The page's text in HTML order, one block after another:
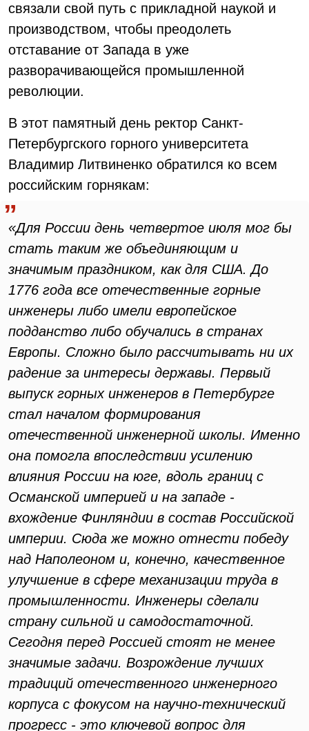
связали свой путь с прикладной наукой и
производством, чтобы преодолеть
отставание от Запада в уже
разворачивающейся промышленной
революции.
В этот памятный день ректор Санкт-
Петербургского горного университета
Владимир Литвиненко обратился ко всем
российским горнякам:
«Для России день четвертое июля мог бы
стать таким же объединяющим и
значимым праздником, как для США. До
1776 года все отечественные горные
инженеры либо имели европейское
подданство либо обучались в странах
Европы. Сложно было рассчитывать ни их
радение за интересы державы. Первый
выпуск горных инженеров в Петербурге
стал началом формирования
отечественной инженерной школы. Именно
она помогла впоследствии усилению
влияния России на юге, вдоль границ с
Османской империей и на западе -
вхождение Финляндии в состав Российской
империи. Сюда же можно отнести победу
над Наполеоном и, конечно, качественное
улучшение в сфере механизации труда в
промышленности. Инженеры сделали
страну сильной и самодостаточной.
Сегодня перед Россией стоят не менее
значимые задачи. Возрождение лучших
традиций отечественного инженерного
корпуса с фокусом на научно-технический
прогресс - это ключевой вопрос для